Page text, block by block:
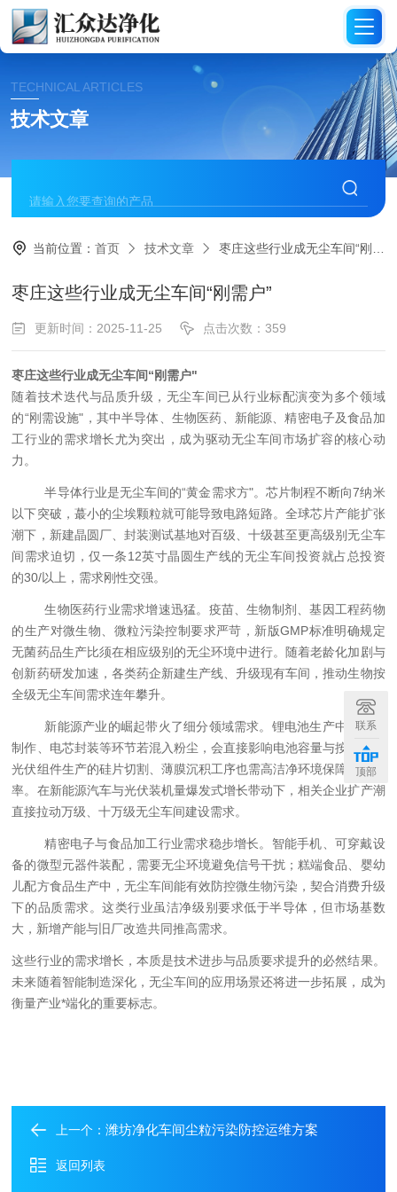
TECHNICAL ARTICLES
技术文章
当前位置：首页 技术文章 枣庄这些行业成无尘车间“刚需户”
枣庄这些行业成无尘车间“刚需户”
更新时间：2025-11-25 点击次数：359
枣庄这些行业成无尘车间“刚需户"
随着技术迭代与品质升级，无尘车间已从行业标配演变为多个领域
的“刚需设施"，其中半导体、生物医药、新能源、精密电子及食品加
工行业的需求增长尤为突出，成为驱动无尘车间市场扩容的核心动
力。
半导体行业是无尘车间的“黄金需求方"。芯片制程不断向7纳米
以下突破，蕞小的尘埃颗粒就可能导致电路短路。全球芯片产能扩张
潮下，新建晶圆厂、封装测试基地对百级、十级甚至更高级别无尘车
间需求迫切，仅一条12英寸晶圆生产线的无尘车间投资就占总投资
的30/以上，需求刚性交强。
生物医药行业需求增速迅猛。疫苗、生物制剂、基因工程药物
的生产对微生物、微粒污染控制要求严苛，新版GMP标准明确规定
无菌药品生产比须在相应级别的无尘环境中进行。随着老龄化加剧与
创新药研发加速，各类药企新建生产线、升级现有车间，推动生物按
全级无尘车间需求连年攀升。
新能源产业的崛起带火了细分领域需求。锂电池生产中，电极
制作、电芯封装等环节若混入粉尘，会直接影响电池容量与按
全性；
光伏组件生产的硅片切割、薄膜沉积工序也需高洁净环境保障转换效
率。在新能源汽车与光伏装机量爆发式增长带动下，相关企业扩产潮
直接拉动万级、十万级无尘车间建设需求。
精密电子与食品加工行业需求稳步增长。智能手机、可穿戴设
备的微型元器件装配，需要无尘环境避免信号干扰；糕端食品、婴幼
儿配方食品生产中，无尘车间能有效防控微生物污染，契合消费升级
下的品质需求。这类行业虽洁净级别要求低于半导体，但市场基数
大，新增产能与旧厂改造共同推高需求。
这些行业的需求增长，本质是技术进步与品质要求提升的必然结果。
未来随着智能制造深化，无尘车间的应用场景还将进一步拓展，成为
衡量产业*端化的重要标志。
上一个：潍坊净化车间尘粒污染防控运维方案
返回列表
联系
顶部